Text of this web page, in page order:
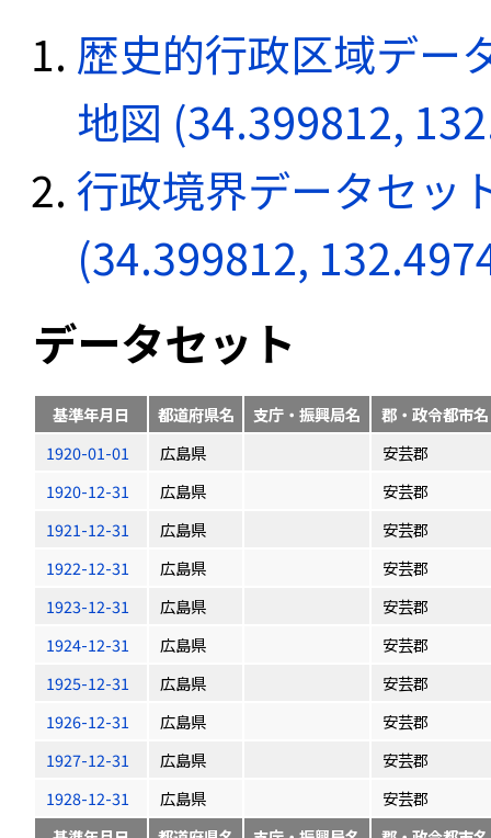
歴史的行政区域デー
地図 (34.399812,
行政境界データセッ
(34.399812,
データセット
基準年月日 都道府県名 支庁・振興局名
郡・政令都市名
1920-01-01
広島県
安芸郡
1920-12-31
広島県
安芸郡
1921-12-31
広島県
安芸郡
1922-12-31
広島県
安芸郡
1923-12-31
広島県
安芸郡
1924-12-31
広島県
安芸郡
1925-12-31
広島県
安芸郡
1926-12-31
広島県
安芸郡
1927-12-31
広島県
安芸郡
1928-12-31
広島県
安芸郡